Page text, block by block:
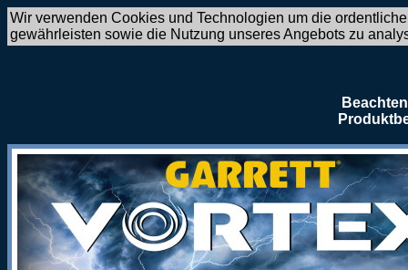
Wir verwenden Cookies und Technologien um die
gewährleisten sowie die Nutzung unseres Angebots zu